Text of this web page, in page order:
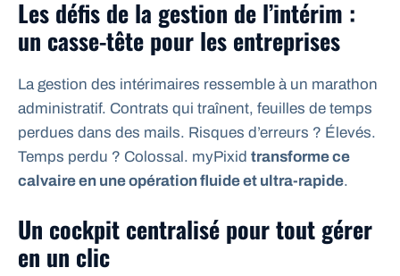
Les défis de la gestion de l’intérim :
un casse-tête pour les entreprises
La gestion des intérimaires ressemble à un marathon
administratif. Contrats qui traînent, feuilles de temps
perdues dans des mails. Risques d’erreurs ? Élevés.
Temps perdu ? Colossal. myPixid transforme ce
calvaire en une opération fluide et ultra-rapide.
Un cockpit centralisé pour tout gérer
en un clic